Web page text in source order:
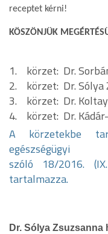
receptet kérni!
KÖSZÖNJÜK
1. körzet: Dr.
2. körzet: Dr. Sólya
3. körzet: Dr.
4. körzet: Dr.
A körzetekbe
egészségügyi
szóló 18/2016.
tartalmazza.
Dr. Sólya Zsuzsanna